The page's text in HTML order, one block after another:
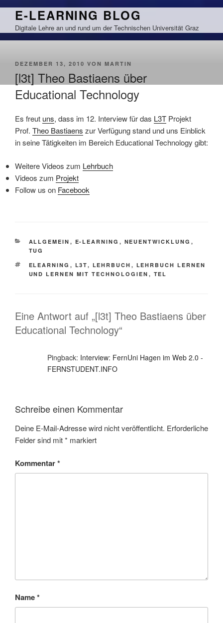
Zum
springen
E-LEARNING BLOG
Digitale Lehre an und rund um der Technischen Universität Graz
VERÖFFENTLICHT
DEZEMBER 13, 2010 VON MARTIN
[l3t] Theo Bastiaens über
Educational Technology
Es freut uns, dass im 12. Interview für das L3T Projekt
Prof. Theo Bastiaens zur Verfügung stand und uns Einblick
in seine Tätigkeiten im Bereich Educational Technology gibt:
Weitere Videos zum Lehrbuch
Videos zum Projekt
Follow us on Facebook
KATEGORIEN
ALLGEMEIN , E-LEARNING , NEUENTWICKLUNG ,
TUG
SCHLAGWÖRTER
ELEARNING , L3T, LEHRBUCH , LEHRBUCH LERNEN
UND LERNEN MIT TECHNOLOGIEN , TEL
Eine Antwort auf „[l3t] Theo Bastiaens über
Educational Technology“
Pingback: Interview: FernUni Hagen im Web 2.0 -
FERNSTUDENT.INFO
Schreibe einen Kommentar
Deine E-Mail-Adresse wird nicht veröffentlicht. Erforderliche
Felder sind mit* markiert
Kommentar*
Name*